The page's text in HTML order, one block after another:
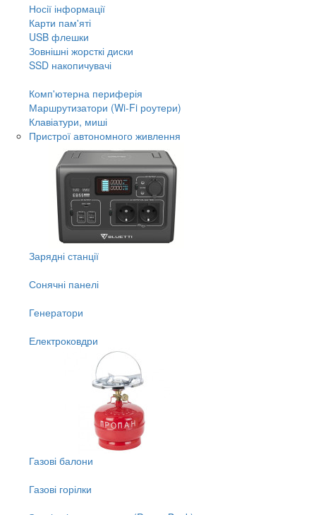
Носії інформації
Карти пам'яті
USB флешки
Зовнішні жорсткі диски
SSD накопичувачі
Комп'ютерна периферія
Маршрутизатори (Wi-Fi роутери)
Клавіатури, миші
Пристрої автономного живлення
Зарядні станції
Сонячні панелі
Генератори
Електроковдри
Газові балони
Газові горілки